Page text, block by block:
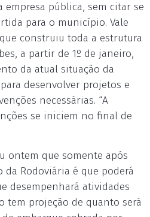
empresa pública, sem citar se
para o município. Vale
construiu toda a estrutura
a partir de 1º de janeiro,
da atual situação da
desenvolver projetos e
necessárias. “A
se iniciem no final de
ontem que somente após
Rodoviária é que poderá
desempenhará atividades
tem projeção de quanto será